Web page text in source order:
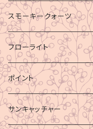
スモーキークォーツ
フローライト
ポイント
サンキャッチャー